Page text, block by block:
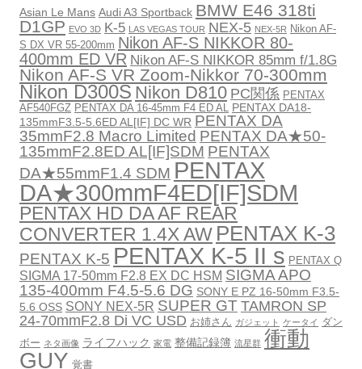
Asian Le Mans Audi A3 Sportback BMW E46 318ti
D1GP EVO 3D K-5 LAS VEGAS TOUR NEX-5 NEX-5R Nikon AF-
S DX VR 55-200mm Nikon AF-S NIKKOR 80-
400mm ED VR Nikon AF-S NIKKOR 85mm f/1.8G
Nikon AF-S VR Zoom-Nikkor 70-300mm
Nikon D300S Nikon D810 PC関係 PENTAX
AF540FGZ PENTAX DA 16-45mm F4 ED AL PENTAX DA18-
135mmF3.5-5.6ED AL[IF] DC WR PENTAX DA
35mmF2.8 Macro Limited PENTAX DA★50-
135mmF2.8ED AL[IF]SDM PENTAX
DA★55mmF1.4 SDM PENTAX
DA★300mmF4ED[IF]SDM
PENTAX HD DA AF REAR
CONVERTER 1.4X AW PENTAX K-3
PENTAX K-5 PENTAX K-5 II s PENTAX Q
SIGMA 17-50mm F2.8 EX DC HSM SIGMA APO
135-400mm F4.5-5.6 DG SONY E PZ 16-50mm F3.5-
5.6 OSS SONY NEX-5R SUPER GTTAMRON SP
24-70mmF2.8 Di VC USD お姉さん ガジェット ケータイ ダン
ボー ネタ画像 ライフハック 家電 整備記録簿 流星群 衝動
GUY 覚書